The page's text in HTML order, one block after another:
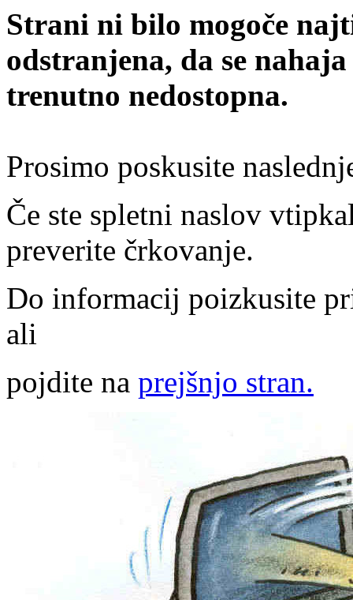
Strani ni bilo mogoče
odstranjena, da se
trenutno nedostopna.
Prosimo poskusite
Če ste spletni naslov
preverite črkovanje.
Do informacij poizkusite
ali
pojdite na prejšnjo stran.